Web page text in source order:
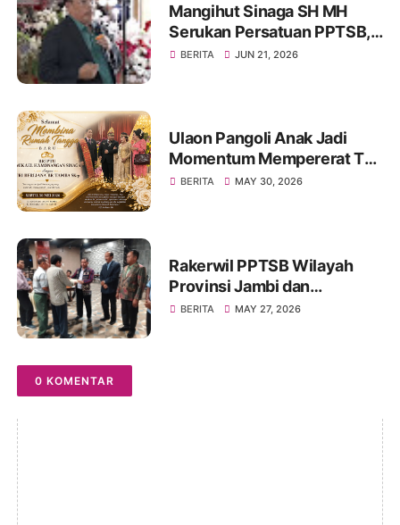
Mangihut Sinaga SH MH
Serukan Persatuan PPTSB,
Tetap Bersatu Dan Kuat
BERITA JUN 21, 2026
Ulaon Pangoli Anak Jadi
Momentum Mempererat Tali
Kekeluargaan Keluarga
BERITA MAY 30, 2026
Rakerwil PPTSB Wilayah
Provinsi Jambi dan
Rakercab PPTSB Kota Jambi
BERITA MAY 27, 2026
0 KOMENTAR